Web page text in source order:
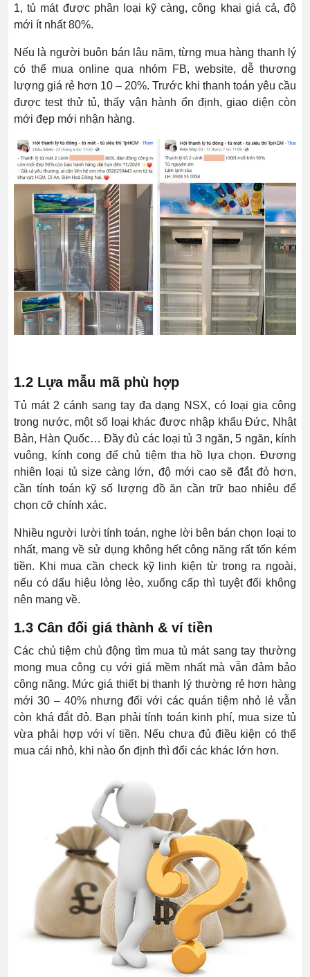
1, tủ mát được phân loại kỹ càng, công khai giá cả, độ
mới ít nhất 80%.
Nếu là người buôn bán lâu năm, từng mua hàng thanh lý
có thể mua online qua nhóm FB, website, dễ thương
lượng giá rẻ hơn 10 – 20%. Trước khi thanh toán yêu cầu
được test thử tủ, thấy vận hành ổn định, giao diện còn
mới đẹp mới nhận hàng.
1.2 Lựa mẫu mã phù hợp
Tủ mát 2 cánh sang tay đa dạng NSX, có loại gia công
trong nước, một số loại khác được nhập khẩu Đức, Nhật
Bản, Hàn Quốc… Đầy đủ các loại tủ 3 ngăn, 5 ngăn, kính
vuông, kính cong để chủ tiệm tha hồ lựa chọn. Đương
nhiên loại tủ size càng lớn, độ mới cao sẽ đắt đỏ hơn,
cần tính toán kỹ số lượng đồ ăn cần trữ bao nhiêu để
chọn cỡ chính xác.
Nhiều người lười tính toán, nghe lời bên bán chọn loại to
nhất, mang về sử dụng không hết công năng rất tốn kém
tiền. Khi mua cần check kỹ linh kiện từ trong ra ngoài,
nếu có dấu hiệu lỏng lẻo, xuống cấp thì tuyệt đối không
nên mang về.
1.3 Cân đối giá thành & ví tiền
Các chủ tiệm chủ động tìm mua tủ mát sang tay thường
mong mua công cụ với giá mềm nhất mà vẫn đảm bảo
công năng. Mức giá thiết bị thanh lý thường rẻ hơn hàng
mới 30 – 40% nhưng đối với các quán tiệm nhỏ lẻ vẫn
còn khá đắt đỏ. Bạn phải tính toán kinh phí, mua size tủ
vừa phải hợp với ví tiền. Nếu chưa đủ điều kiện có thể
mua cái nhỏ, khi nào ổn định thì đổi các khác lớn hơn.